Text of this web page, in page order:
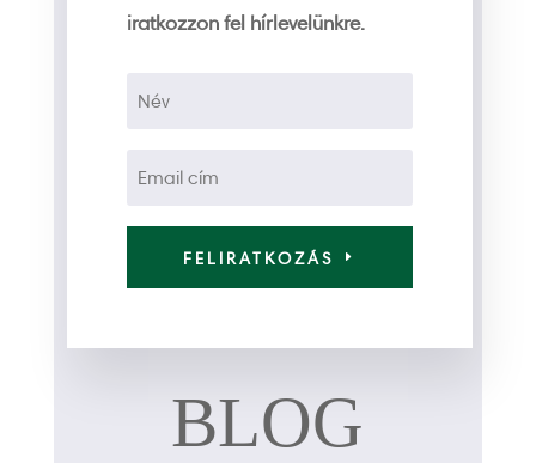
iratkozzon fel hírlevelünkre.
FELIRATKOZÁS
BLOG